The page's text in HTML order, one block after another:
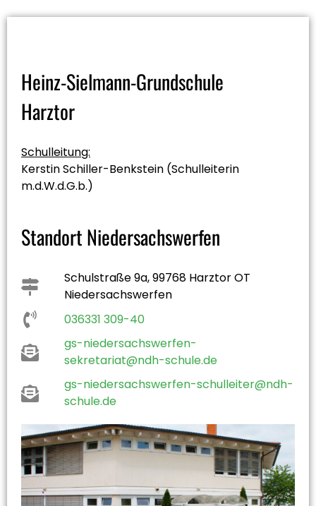
Heinz-Sielmann-Grundschule
Harztor
Schulleitung:
Kerstin Schiller-Benkstein (Schulleiterin
m.d.W.d.G.b.)
Standort Niedersachswerfen
Schulstraße 9a, 99768 Harztor OT
Niedersachswerfen
036331 309-40
gs-niedersachswerfen-
sekretariat@ndh-schule.de
gs-niedersachswerfen-schulleiter@ndh-
schule.de